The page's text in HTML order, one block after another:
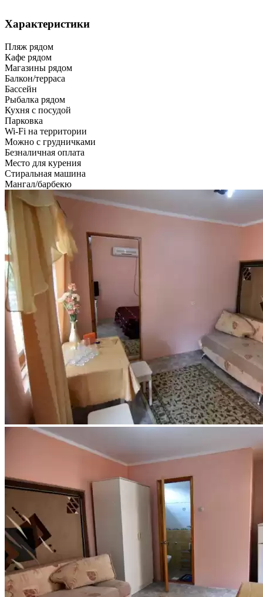
Характеристики
Пляж рядом
Кафе рядом
Магазины рядом
Балкон/терраса
Бассейн
Рыбалка рядом
Кухня с посудой
Парковка
Wi-Fi на территории
Можно с грудничками
Безналичная оплата
Место для курения
Стиральная машина
Мангал/барбекю